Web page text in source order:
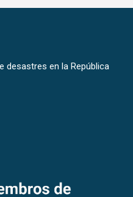
desastres en la República